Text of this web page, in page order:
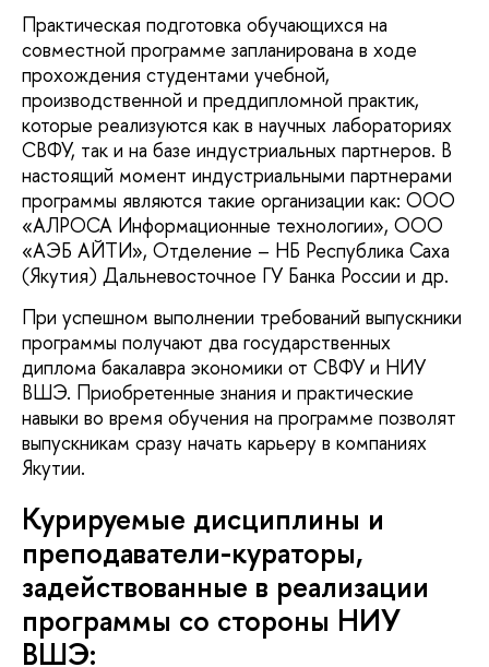
Практическая подготовка обучающихся на
совместной программе запланирована в ходе
прохождения студентами учебной,
производственной и преддипломной практик,
которые реализуются как в научных лабораториях
СВФУ, так и на базе индустриальных партнеров. В
настоящий момент индустриальными партнерами
программы являются такие организации как: ООО
«АЛРОСА Информационные технологии», ООО
«АЭБ АЙТИ», Отделение – НБ Республика Саха
(Якутия) Дальневосточное ГУ Банка России и др.
При успешном выполнении требований выпускники
программы получают два государственных
диплома бакалавра экономики от СВФУ и НИУ
ВШЭ. Приобретенные знания и практические
навыки во время обучения на программе позволят
выпускникам сразу начать карьеру в компаниях
Якутии.
Курируемые дисциплины и
преподаватели-кураторы,
задействованные в реализации
программы со стороны НИУ
ВШЭ: